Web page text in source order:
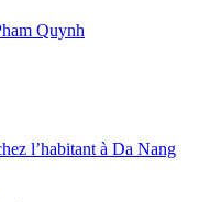
Quynh
l’habitant à Da Nang